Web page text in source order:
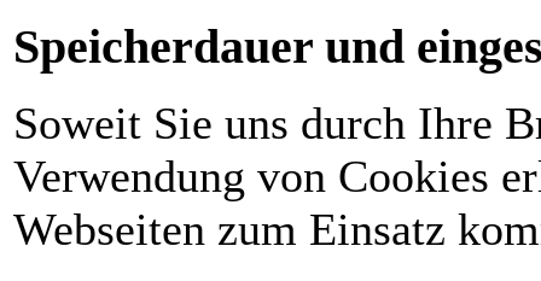
Speicherdauer und
Soweit Sie uns durch Ihre
Verwendung von Cookies
Webseiten zum Einsatz